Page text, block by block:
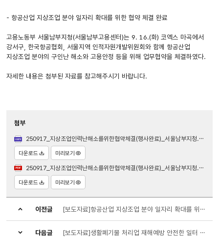
- 항공산업 지상조업 분야 일자리 확대를 위한 협약 체결 완료
고용노동부 서울남부지청(서울남부고용센터)는 9. 16.(화) 코엑스 마곡에서
강서구, 한국항공협회, 서울지역 인적자원개발위원회와 함께 항공산업
지상조업 분야의 구인난 해소와 고용안정 등을 위해 업무협약을 체결하였다.
자세한 내용은 첨부된 자료를 참고해주시기 바랍니다.
첨부
250917_지상조업인력난해소를위한협약체결(행사완료)_서울남부지청.hwpx
다운로드 미리보기
250917_지상조업인력난해소를위한협약체결(행사완료)_서울남부지청.pdf
다운로드 미리보기
이전글 [보도자료]항공산업 지상조업 분야 일자리 확대를 위한 협약 체결
다음글 [보도자료]생활폐기물 처리업 재해예방 안전한 일터 긴급 간담회 개최